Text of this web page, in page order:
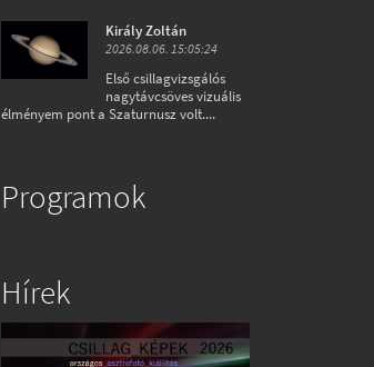
Király Zoltán
2026.08.06. 15:05:24
Első csillagvizsgálós
nagytávcsöves vizuális
élményem pont a Szaturnusz volt....
Programok
Hírek